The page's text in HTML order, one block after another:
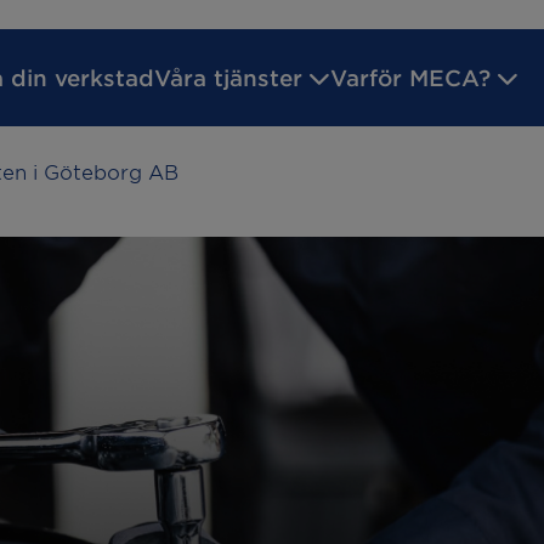
din verkstadVåra tjänster
reparation
Byta bromsar
Varför MECA?
i Göteborg AB